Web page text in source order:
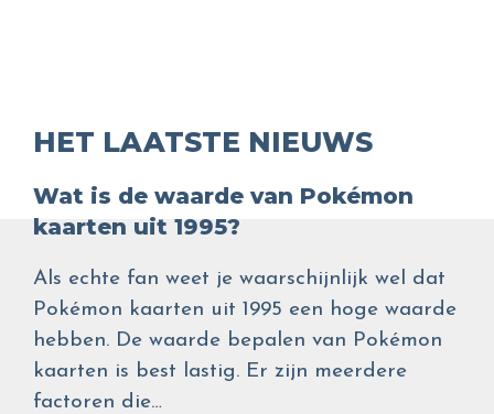
HET LAATSTE NIEUWS
Wat is de waarde van Pokémon
kaarten uit 1995?
Als echte fan weet je waarschijnlijk wel dat
Pokémon kaarten uit 1995 een hoge waarde
hebben. De waarde bepalen van Pokémon
kaarten is best lastig. Er zijn meerdere
factoren die…